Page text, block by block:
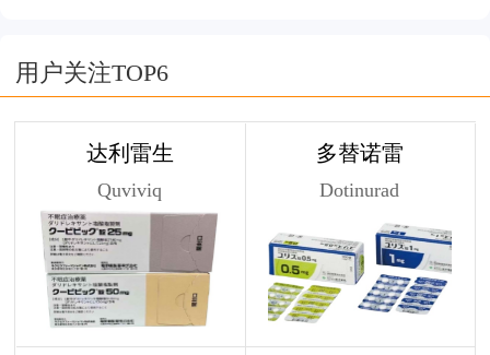
用户关注TOP6
达利雷生
Quviviq
多替诺雷
Dotinurad